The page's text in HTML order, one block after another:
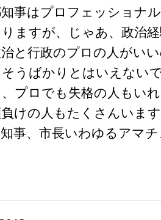
事はプロフェッショナ
りますが、じゃあ、政治
と行政のプロの人がい
そうばかりとはいえない
プロでも失格の人もい
負けの人もたくさんいま
知事、市長いわゆるアマ